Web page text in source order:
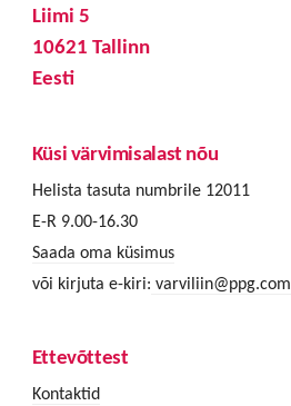
Liimi 5
10621 Tallinn
Eesti
Küsi värvimisalast nõu
Helista tasuta numbrile 12011
E-R 9.00-16.30
Saada oma küsimus
või kirjuta e-kiri: varviliin@ppg.com
Ettevõttest
Kontaktid